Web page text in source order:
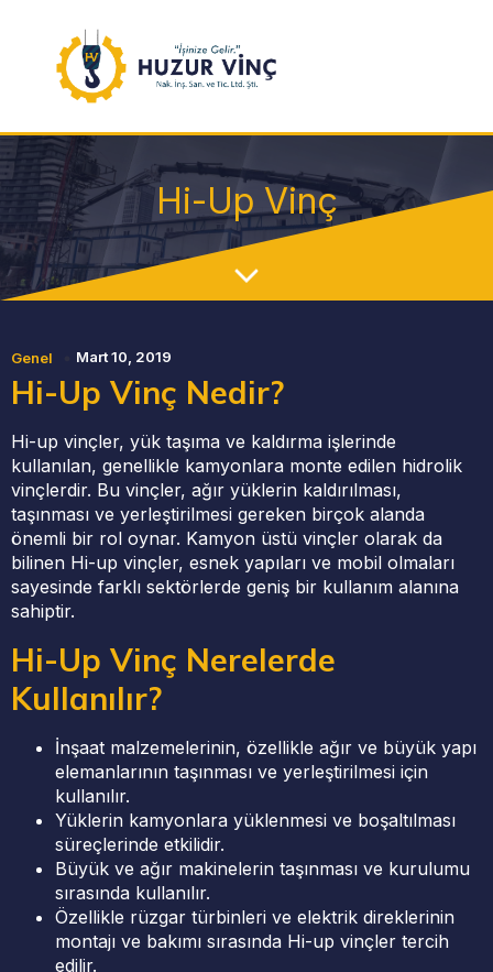
Hi-Up Vinç
Genel Mart 10, 2019
Hi-Up Vinç Nedir?
Hi-up vinçler, yük taşıma ve kaldırma işlerinde
kullanılan, genellikle kamyonlara monte edilen hidrolik
vinçlerdir. Bu vinçler, ağır yüklerin kaldırılması,
taşınması ve yerleştirilmesi gereken birçok alanda
önemli bir rol oynar. Kamyon üstü vinçler olarak da
bilinen Hi-up vinçler, esnek yapıları ve mobil olmaları
sayesinde farklı sektörlerde geniş bir kullanım alanına
sahiptir.
Hi-Up Vinç Nerelerde
Kullanılır?
İnşaat malzemelerinin, özellikle ağır ve büyük yapı
elemanlarının taşınması ve yerleştirilmesi için
kullanılır.
Yüklerin kamyonlara yüklenmesi ve boşaltılması
süreçlerinde etkilidir.
Büyük ve ağır makinelerin taşınması ve kurulumu
sırasında kullanılır.
Özellikle rüzgar türbinleri ve elektrik direklerinin
montajı ve bakımı sırasında Hi-up vinçler tercih
edilir.